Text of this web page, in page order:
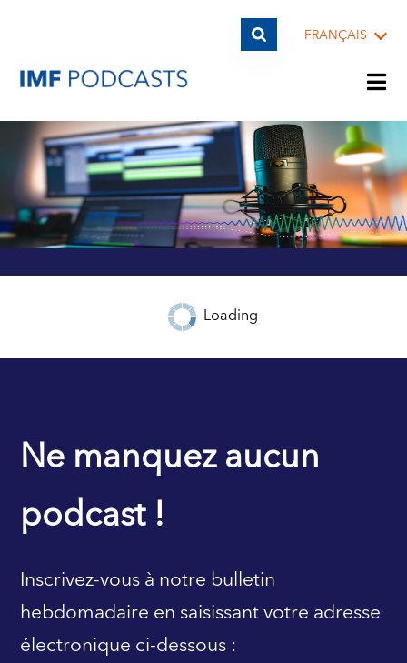
FRANÇAIS
LISTES DE LECTURE
THÈMES
ARCHIVES
Loading
Ne manquez aucun
podcast !
Inscrivez-vous à notre bulletin
hebdomadaire en saisissant votre adresse
électronique ci-dessous :